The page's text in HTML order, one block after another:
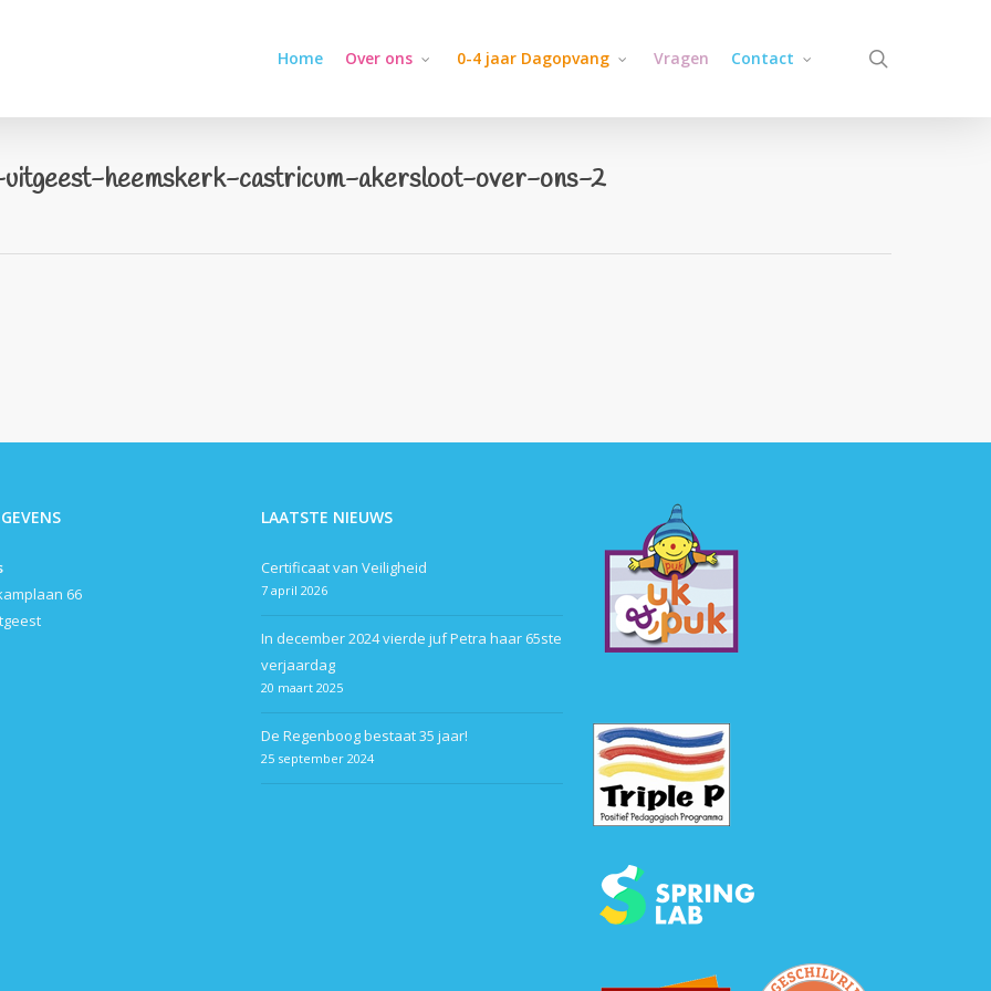
Home Over ons 0-4 jaar Dagopvang Vragen Contact
heemskerk-castricum-akersloot-over-ons-2
66
LAATSTE NIEUWS
Certificaat van Veiligheid
7 april 2026
In december 2024 vierde juf Petra haar 65ste
verjaardag
20 maart 2025
De Regenboog bestaat 35 jaar!
25 september 2024